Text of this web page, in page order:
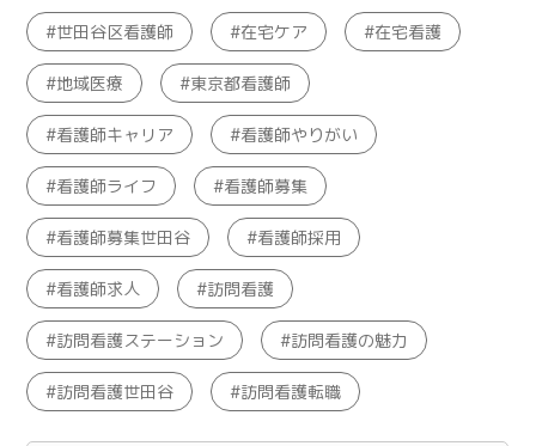
世田谷区看護師 在宅ケア 在宅看護
地域医療 東京都看護師
看護師キャリア 看護師やりがい
看護師ライフ 看護師募集
看護師募集世田谷 看護師採用
看護師求人 訪問看護
訪問看護ステーション 訪問看護の魅力
訪問看護世田谷 訪問看護転職